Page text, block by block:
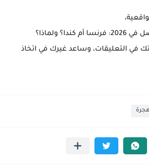
ولماذا؟
في التعليقات، وساعد غيرك في اتخاذ